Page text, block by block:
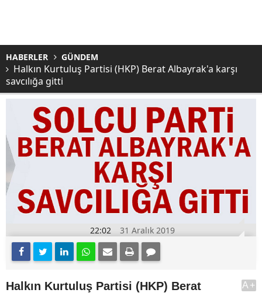
HABERLER GÜNDEM
Halkın Kurtuluş Partisi (HKP) Berat Albayrak'a karşı
savcılığa gitti
22:02 31 Aralık 2019
Halkın Kurtuluş Partisi (HKP) Berat
A+